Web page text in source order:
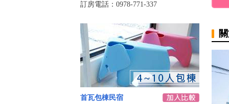
訂房電話：0978-771-337
首瓦包棟民宿